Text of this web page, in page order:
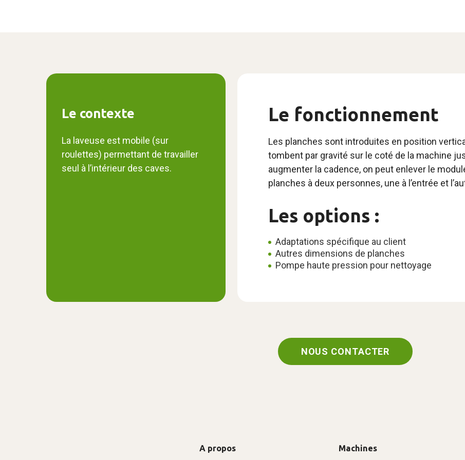
Le contexte
La laveuse est mobile (sur
roulettes) permettant de travailler
seul à l’intérieur des caves.
Le fonctionnement
Les planches sont introduites en position
tombent par gravité sur le coté de la machine
augmenter la cadence, on peut enlever le
planches à deux personnes, une à l’entrée et
Les options :
Adaptations spécifique au client
Autres dimensions de planches
Pompe haute pression pour nettoyage
NOUS CONTACTER
A propos Machines